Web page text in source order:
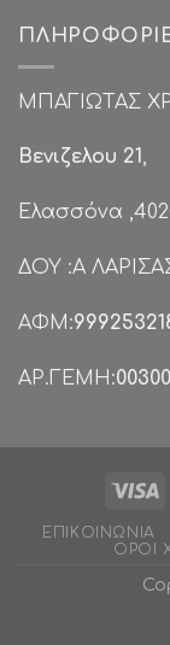
ΜΠΑΓΙΩΤΑΣ
Βενιζελου 21,
Ελασσόνα
ΔΟΥ :Α
ΑΦΜ:
ΑΡ.ΓΕΜΗ:
ΕΠΙΚΟΙΝΩΝΊΑ
ΌΡΟΙ